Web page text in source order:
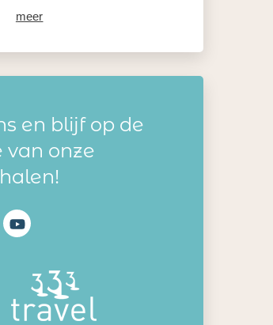
meer
en blijf op de
van onze